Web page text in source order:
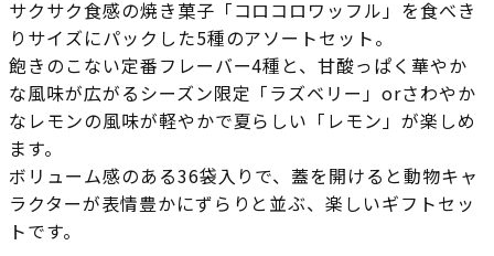
サクサク食感の焼き菓子「コロコロワッフル」を食べき
りサイズにパックした5種のアソートセット。
飽きのこない定番フレーバー4種と、甘酸っぱく華やか
な風味が広がるシーズン限定「ラズベリー」orさわやか
なレモンの風味が軽やかで夏らしい「レモン」が楽しめ
ます。
ボリューム感のある36袋入りで、蓋を開けると動物キャ
ラクターが表情豊かにずらりと並ぶ、楽しいギフトセッ
トです。